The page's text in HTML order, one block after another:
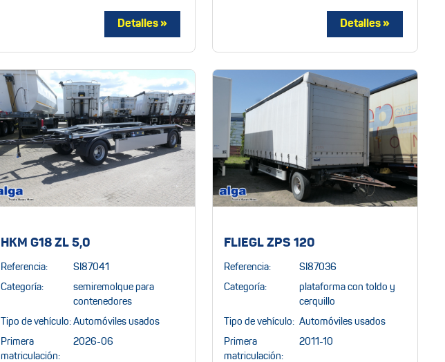
HKM G18 ZL 5,0
Referencia: SI87041
Categoría:
semiremolque para
contenedores
Tipo de vehículo: Automóviles usados
Primera
matriculación:
2026-06
FLIEGL ZPS 120
Referencia: SI87036
Categoría:
plataforma con toldo y
cerquillo
Tipo de vehículo: Automóviles usados
Primera
matriculación:
2011-10